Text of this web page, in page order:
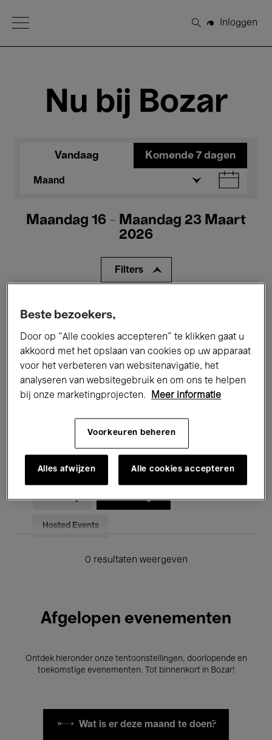
Open Menu
Zoeken
Inloggen
Nu bij Bozar
Vandaag Komende 7 dagen
Maand
Maandag 16 - Maandag 23 Maart
2026
Filters
Alle evenementen
Tentoonstellingen Films
Performances Lezingen & Debatten
Jazz Klassieke Muziek Global Music
Elektronische Muziek
Voor iedereen Kids’ Palace
Onderwijs Rondleidingen
Hosted Events
0 resultaten weergeven
Afgelopen evenementen
Ontdek hieronder onze tentoonstellingen, doorlopende en
toekomstige evenementen. Tot binnenkort in Bozar!
Wat is er deze maand te doen?
Beste bezoekers,
Door op “Alle cookies accepteren” te klikken gaat u
akkoord met het opslaan van cookies op uw apparaat
voor het verbeteren van websitenavigatie, het
analyseren van websitegebruik en om ons te helpen
bij onze marketingprojecten.
Meer informatie
Voorkeuren beheren
Alles afwijzen Alle cookies accepteren